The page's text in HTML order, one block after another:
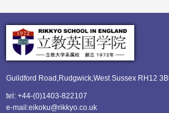
Guildford Road,Rudgwick,West Sussex RH12
tel: +44-(0)1403-822107
e-mail:eikoku@rikkyo.co.uk